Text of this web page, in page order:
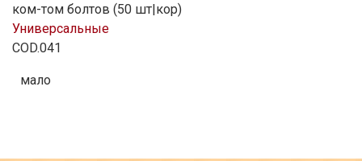
ком-том болтов (50 шт|кор)
Универсальные
COD.041
мало